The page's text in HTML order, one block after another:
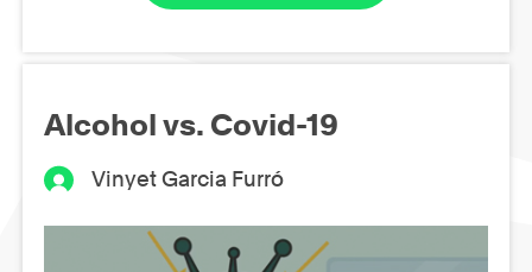
Alcohol vs. Covid-19
Vinyet Garcia Furró